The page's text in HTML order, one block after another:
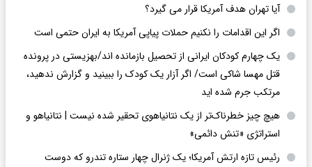
آیا تهران هدف آمریکا قرار می گیرد؟
اگر این اقدامات را نکنیم حملات پیاپی آمریکا به ایران حتمی است
یک چهارم کودکان ایرانی از تحصیل بازمانده اند/بهزیستی در پرونده
قتل مهسا شاکی است/ اگر آزار یک کودک را ببینید و گزارش ندهید،
مرتکب جرم شده اید
هیچ چیز خطرناک‌تر از یک نتانیاهوی تحقیر شده نیست | نتانیاهو و
استراتژی «تنش دائمی»
رئیس تازه ارتش آمریکا؛ یک ژنرال چهار ستاره تندرو که دوست